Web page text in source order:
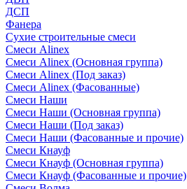
ДСП
Фанера
Сухие строительные смеси
Смеси Alinex
Смеси Alinex (Основная группа)
Смеси Alinex (Под заказ)
Смеси Alinex (Фасованные)
Смеси Наши
Смеси Наши (Основная группа)
Смеси Наши (Под заказ)
Смеси Наши (Фасованные и прочие)
Смеси Кнауф
Смеси Кнауф (Основная группа)
Смеси Кнауф (Фасованные и прочие)